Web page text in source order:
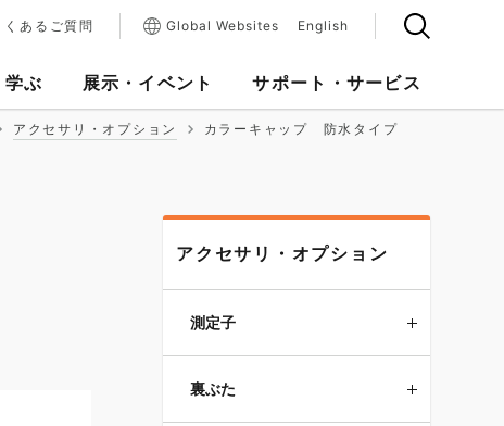
ぶ 展示・イベント サポート・サービス
くあるご質問 Global Websites English
アクセサリ・オプション カラーキャップ 防水タイプ
アクセサリ・オプション
測定子
裏ぶた